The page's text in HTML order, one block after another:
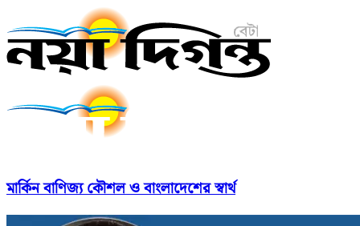
মার্কিন বাণিজ্য কৌশল ও বাংলাদেশের স্বার্থ